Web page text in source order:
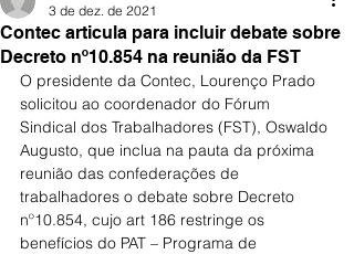
Contec articula para incluir debate sobre
Decreto nº10.854 na reunião da FST
3 de dez. de 2021
O presidente da Contec, Lourenço Prado
solicitou ao coordenador do Fórum
Sindical dos Trabalhadores (FST), Oswaldo
Augusto, que inclua na pauta da próxima
reunião das confederações de
trabalhadores o debate sobre Decreto
nº10.854, cujo art 186 restringe os
benefícios do PAT – Programa de